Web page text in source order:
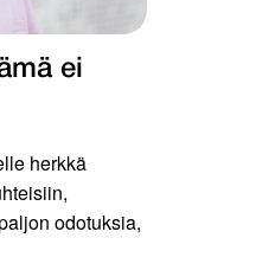
ei
herkkä
odotuksia,